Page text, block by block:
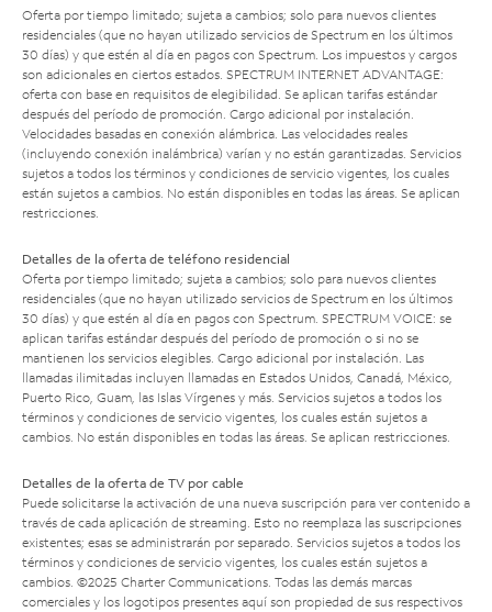
Oferta por tiempo limitado; sujeta a cambios; solo para nuevos clientes
residenciales (que no hayan utilizado servicios de Spectrum en los últimos
30 días) y que estén al día en pagos con Spectrum. Los impuestos y cargos
son adicionales en ciertos estados. SPECTRUM INTERNET ADVANTAGE:
oferta con base en requisitos de elegibilidad. Se aplican tarifas estándar
después del período de promoción. Cargo adicional por instalación.
Velocidades basadas en conexión alámbrica. Las velocidades reales
(incluyendo conexión inalámbrica) varían y no están garantizadas. Servicios
sujetos a todos los términos y condiciones de servicio vigentes, los cuales
están sujetos a cambios. No están disponibles en todas las áreas. Se aplican
restricciones.
Detalles de la oferta de teléfono residencial
Oferta por tiempo limitado; sujeta a cambios; solo para nuevos clientes
residenciales (que no hayan utilizado servicios de Spectrum en los últimos
30 días) y que estén al día en pagos con Spectrum. SPECTRUM VOICE: se
aplican tarifas estándar después del período de promoción o si no se
mantienen los servicios elegibles. Cargo adicional por instalación. Las
llamadas ilimitadas incluyen llamadas en Estados Unidos, Canadá, México,
Puerto Rico, Guam, las Islas Vírgenes y más. Servicios sujetos a todos los
términos y condiciones de servicio vigentes, los cuales están sujetos a
cambios. No están disponibles en todas las áreas. Se aplican restricciones.
Detalles de la oferta de TV por cable
Puede solicitarse la activación de una nueva suscripción para ver contenido a
través de cada aplicación de streaming. Esto no reemplaza las suscripciones
existentes; esas se administrarán por separado. Servicios sujetos a todos los
términos y condiciones de servicio vigentes, los cuales están sujetos a
cambios. ©2025 Charter Communications. Todas las demás marcas
comerciales y los logotipos presentes aquí son propiedad de sus respectivos